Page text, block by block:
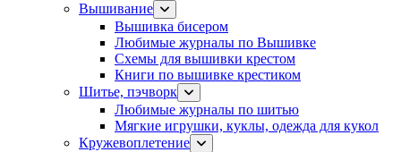
Вышивание
Вышивка бисером
Любимые журналы по Вышивке
Схемы для вышивки крестом
Книги по вышивке крестиком
Шитье, пэчворк
Любимые журналы по шитью
Мягкие игрушки, куклы, одежда для кукол
Кружевоплетение